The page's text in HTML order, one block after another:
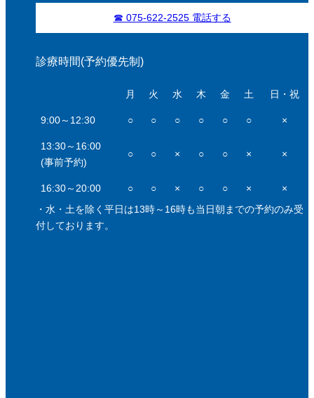
☎ 075-622-2525 電話する
診療時間(予約優先制)
月 火 水 木 金 土 日・祝
9:00～12:30 ○ ○ ○ ○ ○ ○ ×
13:30～16:00
(事前予約)
○ ○ × ○ ○ × ×
16:30～20:00 ○ ○ × ○ ○ ×
×
・水・土を除く平日は13時～16時も当日朝までの予約のみ受
付しております。